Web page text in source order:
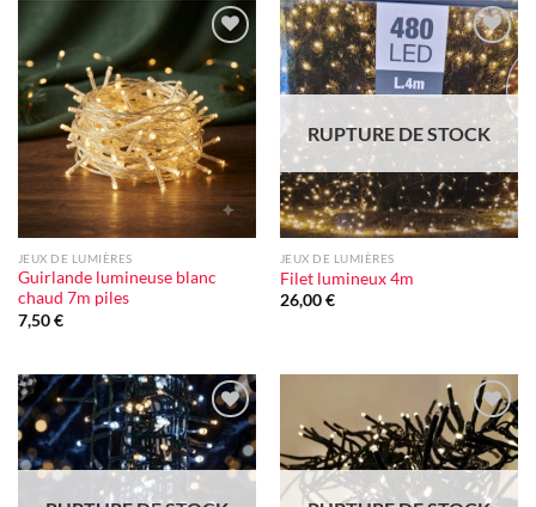
Ajouter
à la liste
d'envie
JEUX DE LUMIÈRES
Guirlande lumineuse blanc
chaud 7m piles
7,50€
Ajouter
à la liste
d'envie
RUPTURE DE STOCK
JEUX DE LUMIÈRES
Filet lumineux 4m
26,00€
Ajouter
à la liste
d'envie
Ajouter
à la liste
d'envie